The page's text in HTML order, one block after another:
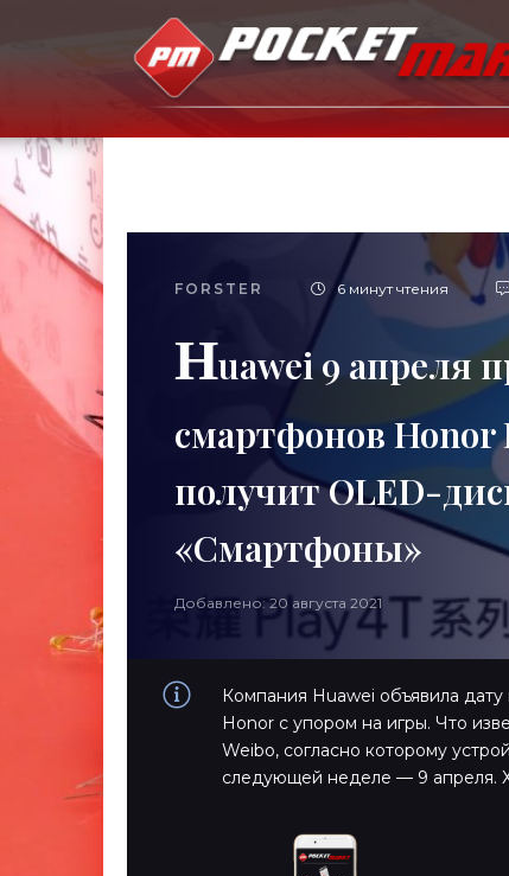
FORSTER 6 минут чтения
Huawei 9 апреля
смартфонов Honor
получит OLED-
«Смартфоны»
Добавлено: 20 августа 2021
Компания Huawei объявила
Honor с упором на игры. Что
Weibo, согласно которому
следующей неделе — 9 апреля.